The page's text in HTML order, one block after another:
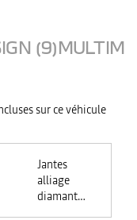
(9)
sur ce véhicule
Jantes
alliage
diamantées